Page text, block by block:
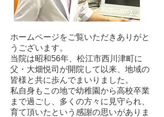
​ホームページをご覧いただきありがと
うございます。
当院は昭和56年、松江市西川津町に
父・大畑悦司が開院して以来、地域の
皆様と共に歩んでまいりました。
私自身もこの地で幼稚園から高校卒業
まで過ごし、多くの方々に見守られ、
育て頂いたという感謝の思いがありま